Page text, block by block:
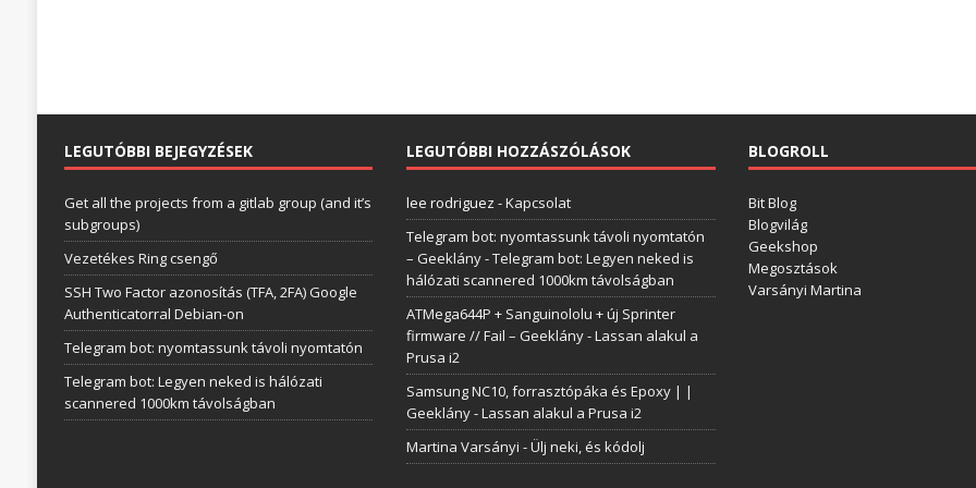
LEGUTÓBBI BEJEGYZÉSEK
Get all the projects from a gitlab group (and it’s
subgroups)
Vezetékes Ring csengő
SSH Two Factor azonosítás (TFA, 2FA) Google
Authenticatorral Debian-on
Telegram bot: nyomtassunk távoli nyomtatón
Telegram bot: Legyen neked is hálózati
scannered 1000km távolságban
LEGUTÓBBI HOZZÁSZÓLÁSOK
lee rodriguez -Kapcsolat
Telegram bot: nyomtassunk távoli nyomtatón
– Geeklány-Telegram bot: Legyen neked is
hálózati scannered 1000km távolságban
ATMega644P + Sanguinololu + új Sprinter
firmware // Fail – Geeklány-Lassan alakul a
Prusa i2
Samsung NC10, forrasztópáka és Epoxy | |
Geeklány-Lassan alakul a Prusa i2
Martina Varsányi -Ülj neki, és kódolj
BLOGROLL
Bit Blog
Blogvilág
Geekshop
Megosztások
Varsányi Martina